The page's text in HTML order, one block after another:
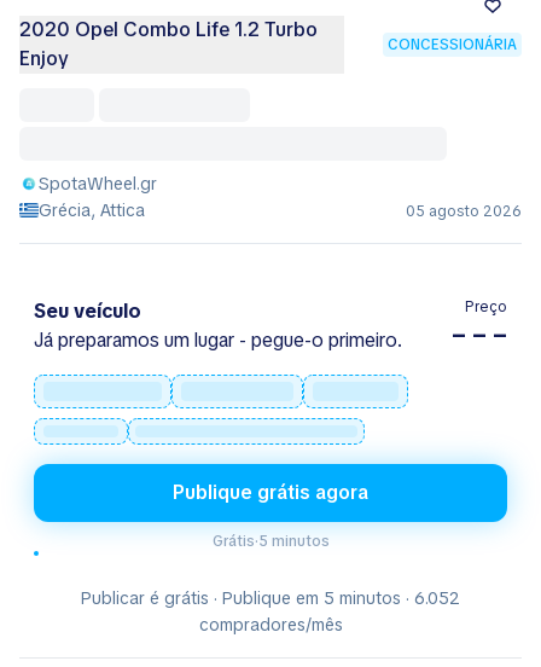
2020 Opel Combo Life 1.2 Turbo
Enjoy
CONCESSIONÁRIA
SpotaWheel.gr
Grécia, Attica
05 agosto 2026
Seu veículo
Já preparamos um lugar - pegue-o primeiro.
Preço
– – –
Publique grátis agora
Grátis·5 minutos
Publicar é grátis · Publique em 5 minutos · 6.052
compradores/mês